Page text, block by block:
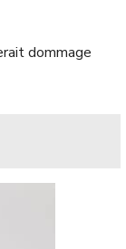
dommage